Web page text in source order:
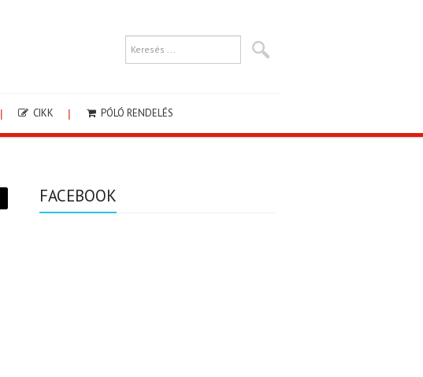
CIKK PÓLÓ RENDELÉS
FACEBOOK